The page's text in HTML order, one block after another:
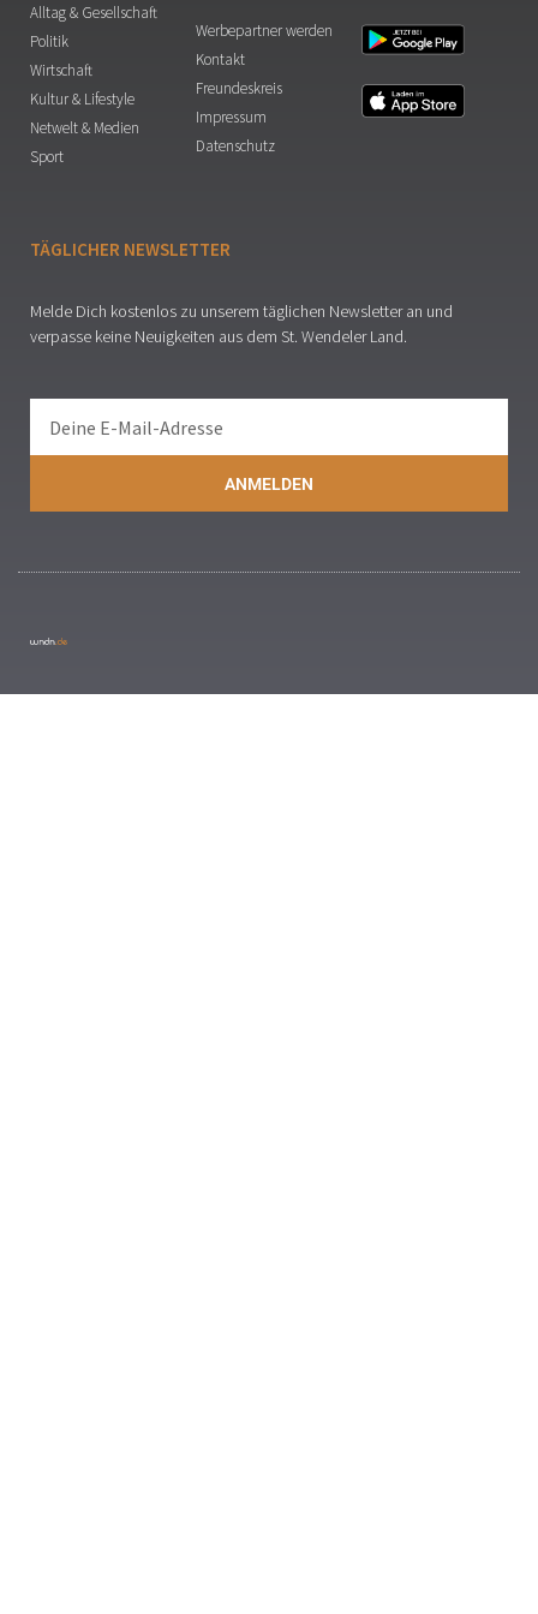
Alltag & Gesellschaft
Politik
Wirtschaft
Kultur & Lifestyle
Netwelt & Medien
Sport
Werbepartner werden
Kontakt
Freundeskreis
Impressum
Datenschutz
TÄGLICHER NEWSLETTER
Melde Dich kostenlos zu unserem täglichen Newsletter an und
verpasse keine Neuigkeiten aus dem St. Wendeler Land.
ANMELDEN